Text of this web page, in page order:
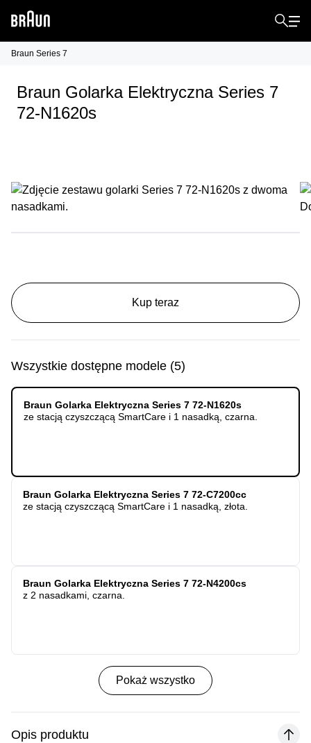
Braun Series 7
Braun Golarka Elektryczna Series 7
72-N1620s
Kup teraz
Wszystkie dostępne modele (5)
Braun Golarka Elektryczna Series 7 72-N1620s
ze stacją czyszczącą SmartCare i 1 nasadką, czarna.
Braun Golarka Elektryczna Series 7 72-C7200cc
ze stacją czyszczącą SmartCare i 1 nasadką, złota.
Braun Golarka Elektryczna Series 7 72-N4200cs
z 2 nasadkami, czarna.
Pokaż wszystko
Opis produktu